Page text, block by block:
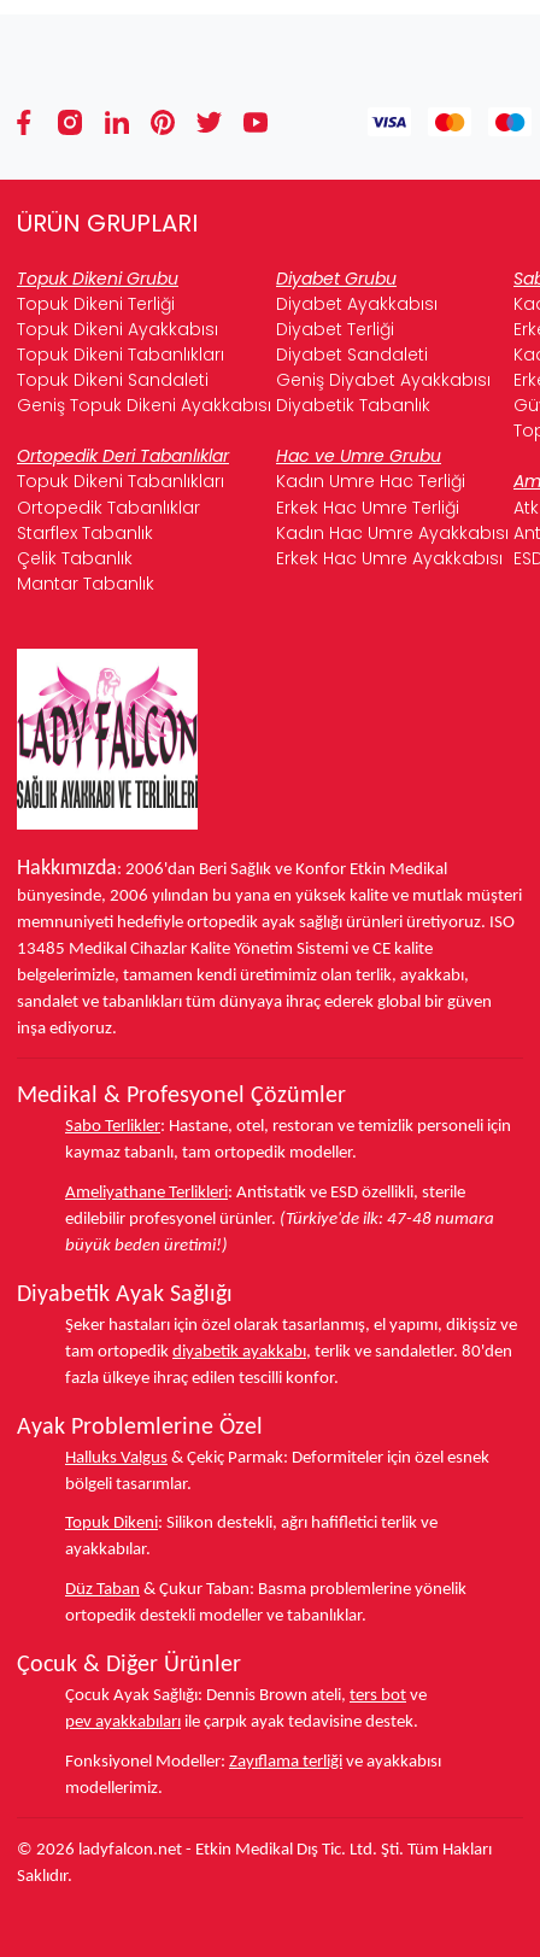
ÜRÜN GRUPLARI
Topuk Dikeni Grubu Diyabet Grubu
Topuk Dikeni Terliği
Diyabet Ayakkabısı
Topuk Dikeni Ayakkabısı
Diyabet Terliği
Topuk Dikeni Tabanlıkları
Diyabet Sandaleti
Topuk Dikeni Sandaleti
Geniş Diyabet Ayakkabısı
Geniş Topuk Dikeni Ayakkabısı Diyabetik Tabanlık
Ortopedik Deri Tabanlıklar
Hac ve Umre Grubu
Topuk Dikeni Tabanlıkları
Kadın Umre Hac Terliği
Ortopedik Tabanlıklar
Erkek Hac Umre Terliği
Starflex Tabanlık
Kadın Hac Umre Ayakkabısı
Çelik Tabanlık
Erkek Hac Umre Ayakkabısı
Mantar Tabanlık
Hakkımızda: 2006'dan Beri Sağlık ve Konfor Etkin Medikal
bünyesinde, 2006 yılından bu yana en yüksek kalite ve mutlak müşteri
memnuniyeti hedefiyle ortopedik ayak sağlığı ürünleri üretiyoruz. ISO
13485 Medikal Cihazlar Kalite Yönetim Sistemi ve CE kalite
belgelerimizle, tamamen kendi üretimimiz olan terlik, ayakkabı,
sandalet ve tabanlıkları tüm dünyaya ihraç ederek global bir güven
inşa ediyoruz.
Medikal & Profesyonel Çözümler
Sabo Terlikler: Hastane, otel, restoran ve temizlik personeli için
kaymaz tabanlı, tam ortopedik modeller.
Ameliyathane Terlikleri: Antistatik ve ESD özellikli, sterile
edilebilir profesyonel ürünler. (Türkiye'de ilk: 47-48 numara
büyük beden üretimi!)
Diyabetik Ayak Sağlığı
Şeker hastaları için özel olarak tasarlanmış, el yapımı, dikişsiz ve
tam ortopedik diyabetik ayakkabı, terlik ve sandaletler. 80'den
fazla ülkeye ihraç edilen tescilli konfor.
Ayak Problemlerine Özel
Halluks Valgus & Çekiç Parmak: Deformiteler için özel esnek
bölgeli tasarımlar.
Topuk Dikeni: Silikon destekli, ağrı hafifletici terlik ve
ayakkabılar.
Düz Taban & Çukur Taban: Basma problemlerine yönelik
ortopedik destekli modeller ve tabanlıklar.
Çocuk & Diğer Ürünler
Çocuk Ayak Sağlığı: Dennis Brown ateli, ters bot ve
pev ayakkabıları ile çarpık ayak tedavisine destek.
Fonksiyonel Modeller: Zayıflama terliği ve ayakkabısı
modellerimiz.
© 2026 ladyfalcon.net - Etkin Medikal Dış Tic. Ltd. Şti. Tüm Hakları
Saklıdır.